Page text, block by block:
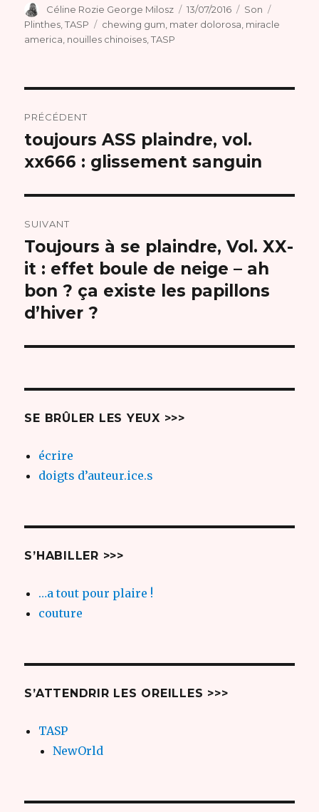
Auteur
Céline Rozie George Milosz
Publié
le
13/07/2016 Format
Son
Plinthes ,TASP Étiquettes
chewing gum mater dolorosa miracle
america nouilles chinoises ,TASP
de
l’article
PRÉCÉDENT
Article
précédent :
toujours ASS plaindre, vol.
xx666 : glissement sanguin
SUIVANT
Article
suivant :
Toujours à se plaindre, Vol. XX-
it : effet boule de neige – ah
bon ? ça existe les papillons
d’hiver ?
SE BRÛLER LES YEUX >>>
écrire
doigts d’auteur.ice.s
S’HABILLER >>>
…a tout pour plaire !
couture
S’ATTENDRIR LES OREILLES >>>
TASP
NewOrld